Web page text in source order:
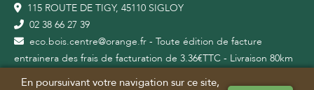
115 ROUTE DE TIGY, 45110 SIGLOY
02 38 66 27 39
eco.bois.centre@orange.fr - Toute édition de facture
entrainera des frais de facturation de 3.36€TTC - Livraison 80km
max autour de notre dépôt
En poursuivant votre navigation sur ce site,